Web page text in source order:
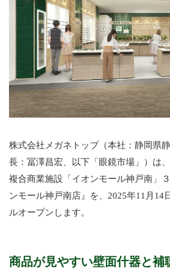
株式会社メガネトップ（本社：静岡県
長：冨澤昌宏、以下「眼鏡市場」）は
複合商業施設「イオンモール神戸南」
ンモール神戸南店』を、2025年11月14
ルオープンします。
商品が見やすい壁面什器と補